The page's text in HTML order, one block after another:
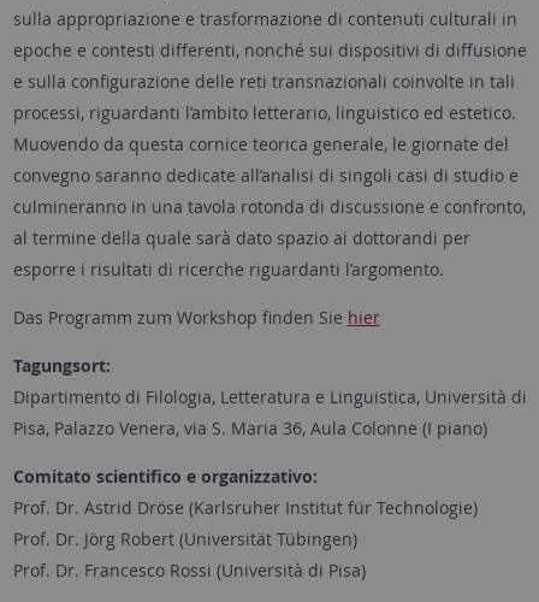
sulla appropriazione e trasformazione di contenuti culturali in
epoche e contesti differenti, nonché sui dispositivi di diffusione
e sulla configurazione delle reti transnazionali coinvolte in tali
processi, riguardanti l’ambito letterario, linguistico ed estetico.
Muovendo da questa cornice teorica generale, le giornate del
convegno saranno dedicate all’analisi di singoli casi di studio e
culmineranno in una tavola rotonda di discussione e confronto,
al termine della quale sarà dato spazio ai dottorandi per
esporre i risultati di ricerche riguardanti l’argomento.
Das Programm zum Workshop finden Sie hier
Tagungsort:
Dipartimento di Filologia, Letteratura e Linguistica, Università di
Pisa, Palazzo Venera, via S. Maria 36, Aula Colonne (I piano)
Comitato scientifico e organizzativo:
Prof. Dr. Astrid Dröse (Karlsruher Institut für Technologie)
Prof. Dr. Jörg Robert (Universität Tübingen)
Prof. Dr. Francesco Rossi (Università di Pisa)